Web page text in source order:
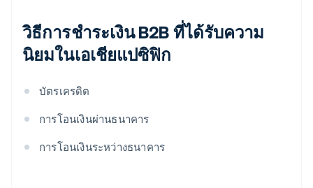
วิธีการชำระเงิน B2B ที่ได้รับความ
นิยมในเอเชียแปซิฟิก
บัตรเครดิต
การโอนเงินผ่านธนาคาร
การโอนเงินระหว่างธนาคาร